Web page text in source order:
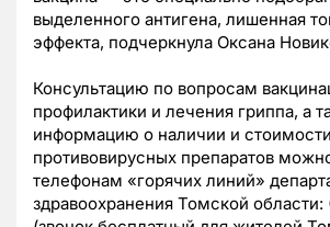
выделенного антигена, лишенная
эффекта, подчеркнула Оксана
Консультацию по вопросам
профилактики и лечения гриппа, а
информацию о наличии и стоимости
противовирусных препаратов
телефонам «горячих линий»
здравоохранения Томской области: